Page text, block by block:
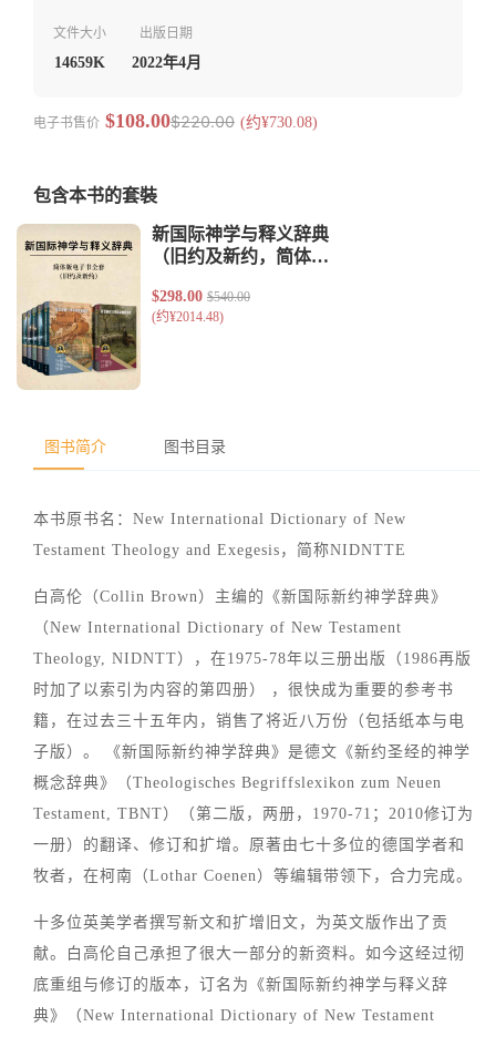
文件大小
14659K
出版日期
2022年4月
电子书售价 $108.00$220.00 (约¥730.08)
包含本书的套裝
图书简介 图书目录
本书原书名：New International Dictionary of New
Testament Theology and Exegesis，简称NIDNTTE
白高伦（Collin Brown）主编的《新国际新约神学辞典》
（New International Dictionary of New Testament
Theology, NIDNTT），在1975-78年以三册出版（1986再版
时加了以索引为内容的第四册） ，很快成为重要的参考书
籍，在过去三十五年内，销售了将近八万份（包括纸本与电
子版）。 《新国际新约神学辞典》是德文《新约圣经的神学
概念辞典》（Theologisches Begriffslexikon zum Neuen
Testament, TBNT）（第二版，两册，1970-71；2010修订为
一册）的翻译、修订和扩增。原著由七十多位的德国学者和
牧者，在柯南（Lothar Coenen）等编辑带领下，合力完成。
十多位英美学者撰写新文和扩增旧文，为英文版作出了贡
献。白高伦自己承担了很大一部分的新资料。如今这经过彻
底重组与修订的版本，订名为《新国际新约神学与释义辞
典》（New International Dictionary of New Testament